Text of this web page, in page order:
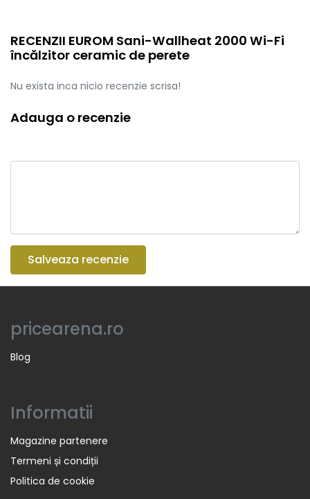
RECENZII EUROM Sani-Wallheat 2000 Wi-Fi
încălzitor ceramic de perete
Nu exista inca nicio recenzie scrisa!
Adauga o recenzie
Salveaza recenzie
pricearena.ro
Blog
Informatii
Magazine partenere
Termeni și condiții
Politica de cookie